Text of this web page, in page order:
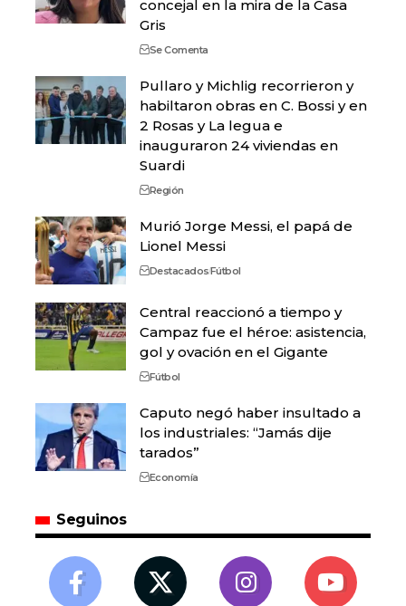
concejal en la mira de la Casa
Gris
Se Comenta
Pullaro y Michlig recorrieron y
habiltaron obras en C. Bossi y en
2 Rosas y La legua e
inauguraron 24 viviendas en
Suardi
Región
Murió Jorge Messi, el papá de
Lionel Messi
DestacadosFútbol
Central reaccionó a tiempo y
Campaz fue el héroe: asistencia,
gol y ovación en el Gigante
Fútbol
Caputo negó haber insultado a
los industriales: “Jamás dije
tarados”
Economía
Seguinos